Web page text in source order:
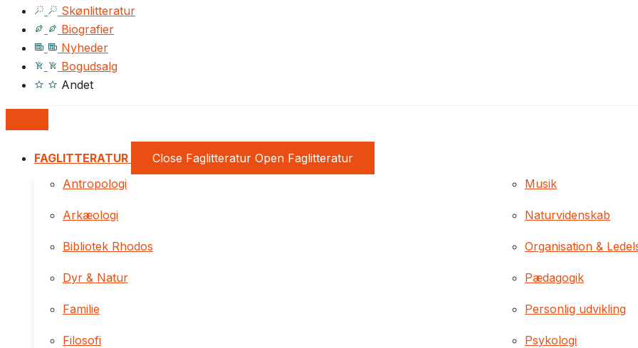
Skønlitteratur
Biografier
Nyheder
Bogudsalg
Andet
FAGLITTERATUR Close Faglitteratur Open Faglitteratur
Antropologi
Arkæologi
Bibliotek Rhodos
Dyr & Natur
Familie
Filosofi
Musik
Naturvidenskab
Organisation &
Pædagogik
Personlig udvikling
Psykologi